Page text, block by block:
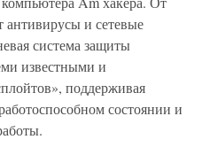
и сетевые
система защиты
известными и
поддерживая
состоянии и